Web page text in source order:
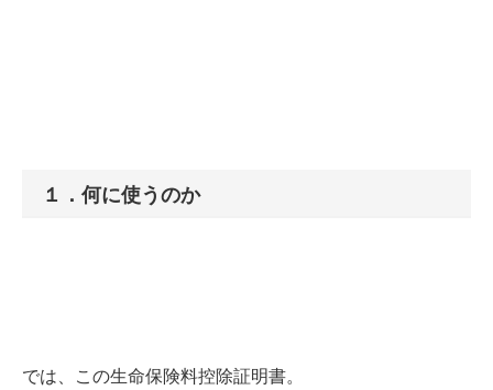
１．何に使うのか
では、この生命保険料控除証明書。